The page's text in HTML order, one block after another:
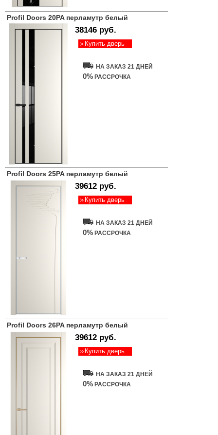
Profil Doors 20PA перламутр белый
38146 руб.
Купить дверь
НА ЗАКАЗ 21 ДНЕЙ
0% РАССРОЧКА
Profil Doors 25PA перламутр белый
39612 руб.
Купить дверь
НА ЗАКАЗ 21 ДНЕЙ
0% РАССРОЧКА
Profil Doors 26PA перламутр белый
39612 руб.
Купить дверь
НА ЗАКАЗ 21 ДНЕЙ
0% РАССРОЧКА